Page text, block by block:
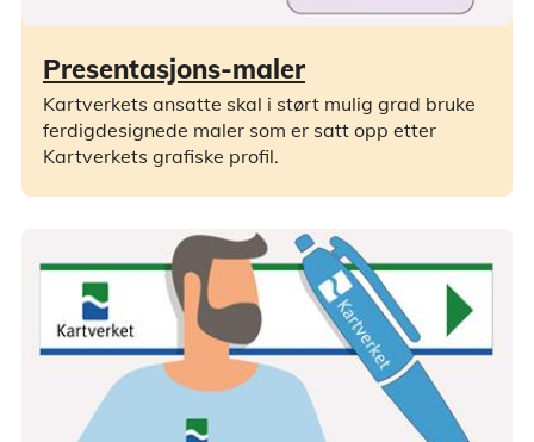
Presentasjons-maler
Kartverkets ansatte skal i størt mulig grad bruke
ferdigdesignede maler som er satt opp etter
Kartverkets grafiske profil.